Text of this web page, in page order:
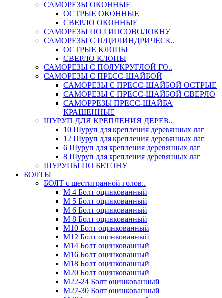
САМОРЕЗЫ ОКОННЫЕ
ОСТРЫЕ ОКОННЫЕ
СВЕРЛО ОКОННЫЕ
САМОРЕЗЫ ПО ГИПСОВОЛОКНУ
САМОРЕЗЫ С П/ЦИЛИНДРИЧЕСК..
ОСТРЫЕ КЛОПЫ
СВЕРЛО КЛОПЫ
САМОРЕЗЫ С ПОЛУКРУГЛОЙ ГО..
САМОРЕЗЫ С ПРЕСС-ШАЙБОЙ
САМОРЕЗЫ С ПРЕСС-ШАЙБОЙ ОСТРЫЕ
САМОРЕЗЫ С ПРЕСС-ШАЙБОЙ СВЕРЛО
САМОРРЕЗЫ ПРЕСС-ШАЙБА
КРАШЕННЫЕ
ШУРУП ДЛЯ КРЕПЛЕНИЯ ДЕРЕВ..
10 Шуруп для крепления деревянных лаг
12 Шуруп для крепления деревянных лаг
6 Шуруп для крепления деревянных лаг
8 Шуруп для крепления деревянных лаг
ШУРУПЫ ПО БЕТОНУ
БОЛТЫ
БОЛТ с шестигранной голов..
М 4 Болт оцинкованный
М 5 Болт оцинкованный
М 6 Болт оцинкованный
М 8 Болт оцинкованный
М10 Болт оцинкованный
М12 Болт оцинкованный
М14 Болт оцинкованный
М16 Болт оцинкованный
М18 Болт оцинкованный
М20 Болт оцинкованный
М22-24 Болт оцинкованный
М27-30 Болт оцинкованный